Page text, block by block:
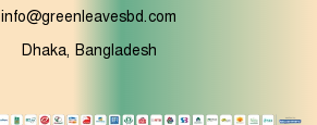
info@greenleavesbd.com
Dhaka, Bangladesh